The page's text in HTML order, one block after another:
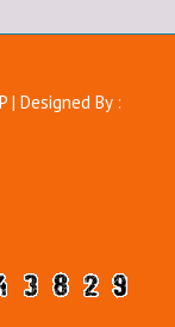
Designed By :